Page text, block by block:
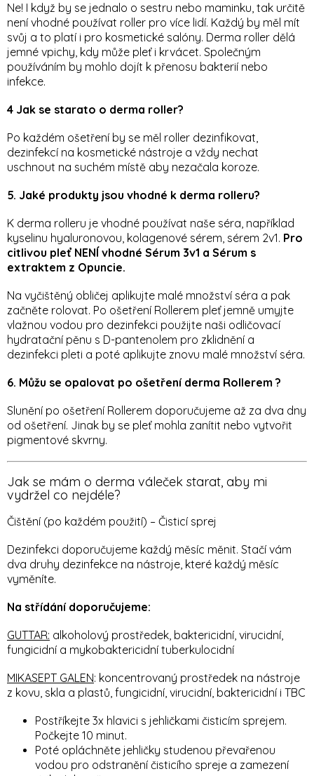
Ne! I když by se jednalo o sestru nebo maminku, tak určitě
není vhodné používat roller pro více lidí. Každý by měl mít
svůj a to platí i pro kosmetické salóny. Derma roller dělá
jemné vpichy, kdy může pleť i krvácet. Společným
používáním by mohlo dojít k přenosu bakterií nebo
infekce.
4 Jak se starato o derma roller?
Po každém ošetření by se měl roller dezinfikovat,
dezinfekcí na kosmetické nástroje a vždy nechat
uschnout na suchém místě aby nezačala koroze.
5. Jaké produkty jsou vhodné k derma rolleru?
K derma rolleru je vhodné používat naše séra, například
kyselinu hyaluronovou, kolagenové sérem, sérem 2v1. Pro
citlivou pleť NENÍ vhodné Sérum 3v1 a Sérum s
extraktem z Opuncie.
Na vyčištěný obličej aplikujte malé množství séra a pak
začněte rolovat. Po ošetření Rollerem pleť jemně umyjte
vlažnou vodou pro dezinfekci použijte naši odličovací
hydratační pěnu s D-pantenolem pro zklidnění a
dezinfekci pleti a poté aplikujte znovu malé množství séra.
6. Můžu se opalovat po ošetření derma Rollerem ?
Slunění po ošetření Rollerem doporučujeme až za dva dny
od ošetření. Jinak by se pleť mohla zanítit nebo vytvořit
pigmentové skvrny.
Jak se mám o derma váleček starat, aby mi
vydržel co nejdéle?
Čištění (po každém použití) – Čisticí sprej
Dezinfekci doporučujeme každý měsíc měnit. Stačí vám
dva druhy dezinfekce na nástroje, které každý měsíc
vyměníte.
Na střídání doporučujeme:
GUTTAR: alkoholový prostředek, baktericidní, virucidní,
fungicidní a mykobaktericidní tuberkulocidní
MIKASEPT GALEN: koncentrovaný prostředek na nástroje
z kovu, skla a plastů, fungicidní, virucidní, baktericidní i TBC
Postříkejte 3x hlavici s jehličkami čisticím sprejem.
Počkejte 10 minut.
Poté opláchněte jehličky studenou převařenou
vodou pro odstranění čisticího spreje a zamezení